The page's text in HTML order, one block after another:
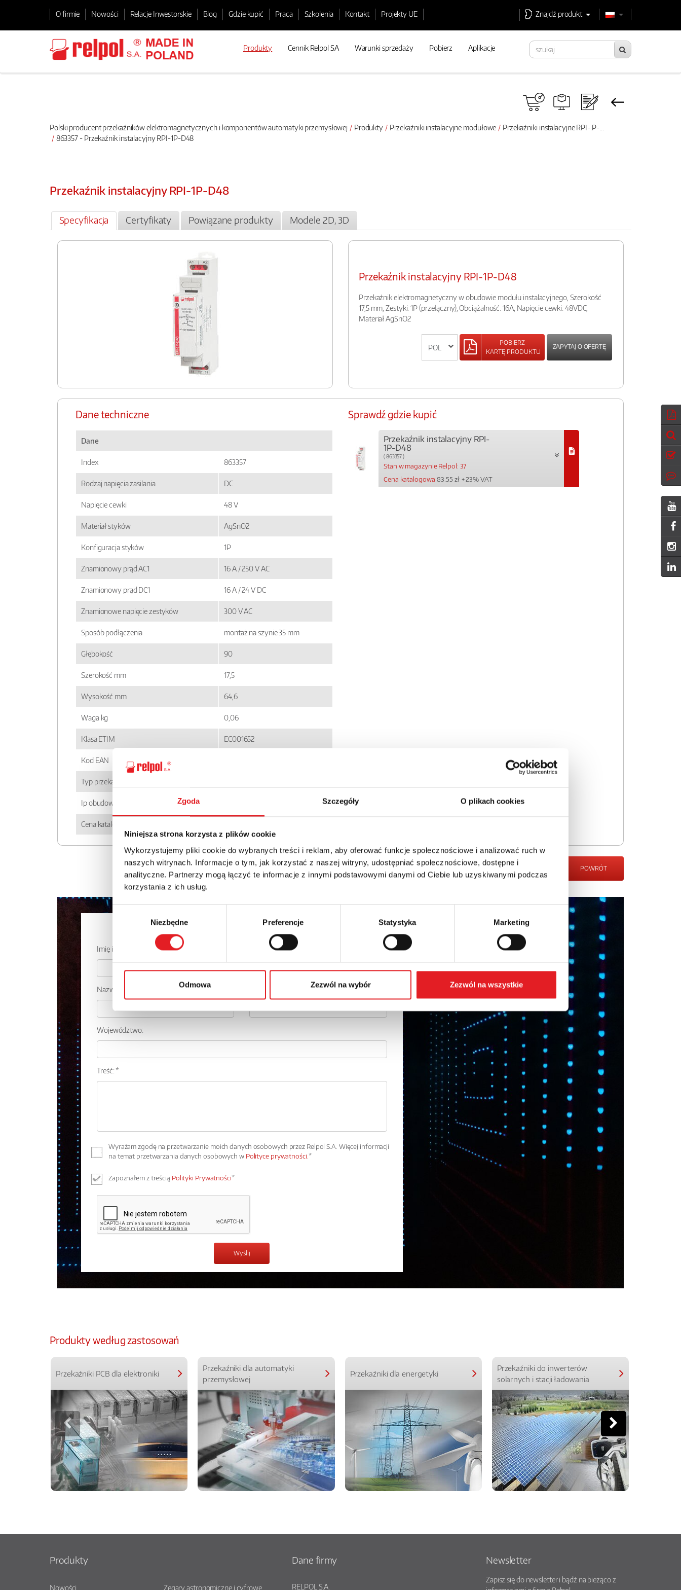
Zgoda Szczegóły O plikach cookies
Niniejsza strona korzysta z plików cookie
Wykorzystujemy pliki cookie do wybranych treści i reklam, aby oferować funkcje społecznościowe i analizować ruch w
naszych witrynach. Informacje o tym, jak korzystać z naszej witryny, udostępniać społecznościowe, dostępne i
analityczne. Partnerzy mogą łączyć te informacje z innymi podstawowymi danymi od Ciebie lub uzyskiwanymi podczas
korzystania z ich usług.
Niezbędne Preferencje Statystyka Marketing
Odmowa Zezwól na wybór Zezwól na wszystkie
O firmie Nowości Relacje Inwestorskie Blog Gdzie kupić Praca Szkolenia Kontakt Projekty UE Znajdź produkt
Produkty Cennik Relpol SA Warunki sprzedaży Pobierz Aplikacje
Polski producent przekaźników elektromagnetycznych i komponentów automatyki przemysłowej Produkty Przekaźniki instalacyjne modułowe
Przekaźniki instalacyjne RPI-.P-...
863357 - Przekaźnik instalacyjny RPI-1P-D48
Przekaźnik instalacyjny RPI-1P-D48
Specyfikacja Certyfikaty Powiązane produkty Modele 2D, 3D
Przekaźnik instalacyjny RPI-1P-D48
Przekaźnik elektromagnetyczny w obudowie modułu instalacyjnego, Szerokość
17,5 mm, Zestyki: 1P (przełączny), Obciążalność: 16A, Napięcie cewki: 48VDC,
Materiał AgSnO2
POBIERZ
KARTĘ PRODUKTU
ZAPYTAJ O OFERTĘ
Dane techniczne
Dane
Index 863357
Rodzaj napięcia zasilania DC
Napięcie cewki 48 V
Materiał styków AgSnO2
Konfiguracja styków 1P
Znamionowy prąd AC1 16 A / 250 V AC
Znamionowy prąd DC1 16 A / 24 V DC
Znamionowe napięcie zestyków 300 V AC
Sposób podłączenia montaż na szynie 35 mm
Głębokość 90
Szerokość mm 17,5
Wysokość mm 64,6
Waga kg 0,06
Klasa ETIM EC001652
Kod EAN
Typ przekaźnika
Ip obudowy
Cena katalogowa
Sprawdź gdzie kupić
Przekaźnik instalacyjny RPI-
1P-D48
( 863357 )
Stan w magazynie Relpol: 37
Cena katalogowa 83.55 zł + 23% VAT
POWRÓT
Zapytaj o szczegóły oferty
Imię i nazwisko: * Adres e-mail: *
Nazwa firmy:
Województwo:
Treść: *
Wyrażam zgodę na przetwarzanie moich danych osobowych przez Relpol S.A. Więcej informacji
na temat przetwarzania danych osobowych w Polityce prywatności.*
Zapoznałem z treścią Polityki Prywatności*
Produkty według zastosowań
Przekaźniki PCB dla elektroniki
Przekaźniki dla automatyki
przemysłowej
Przekaźniki dla energetyki
Przekaźniki do inwerterów
solarnych i stacji ładowania
Produkty
Nowości Zegary astronomiczne i cyfrowe
Dane firmy
RELPOL S.A.
Newsletter
Zapisz się do newsletter i bądź na bieżąco z